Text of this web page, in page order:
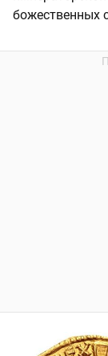
божественных